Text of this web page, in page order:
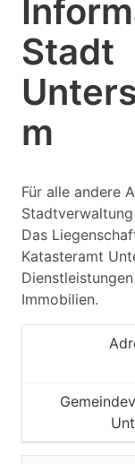
Stadt
m
Für alle andere
Das
Katasteramt
Immobilien.